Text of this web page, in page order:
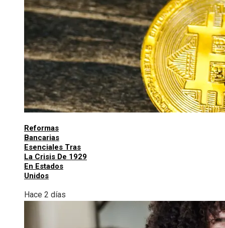
Reformas
Bancarias
Esenciales Tras
La Crisis De 1929
En Estados
Unidos
Hace 2 días